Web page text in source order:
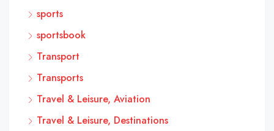
sports
sportsbook
Transport
Transports
Travel & Leisure, Aviation
Travel & Leisure, Destinations